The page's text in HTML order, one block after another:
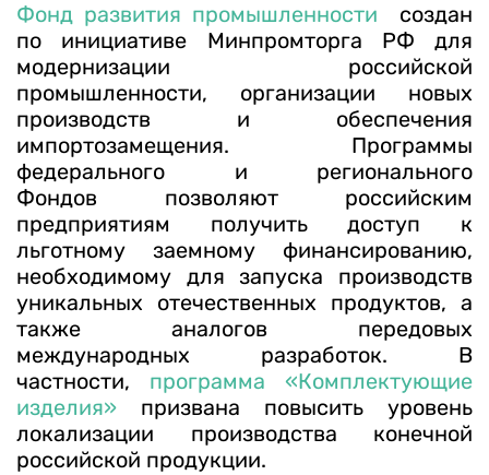
Фонд развития промышленности создан
по инициативе Минпромторга РФ для
модернизации российской
промышленности, организации новых
производств и обеспечения
импортозамещения. Программы
федерального и регионального
Фондов позволяют российским
предприятиям получить доступ к
льготному заемному финансированию,
необходимому для запуска производств
уникальных отечественных продуктов, а
также аналогов передовых
международных разработок. В
частности, программа «Комплектующие
изделия»призвана повысить уровень
локализации производства конечной
российской продукции.